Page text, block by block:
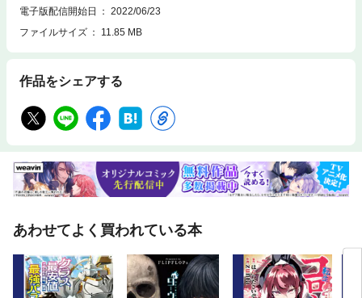
電子版配信開始日
2022/06/23
ファイルサイズ
11.85 MB
作品をシェアする
あわせてよく買われている本